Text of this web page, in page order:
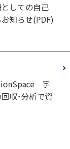
しての自己
知らせ(PDF)
宇
収・分析で資